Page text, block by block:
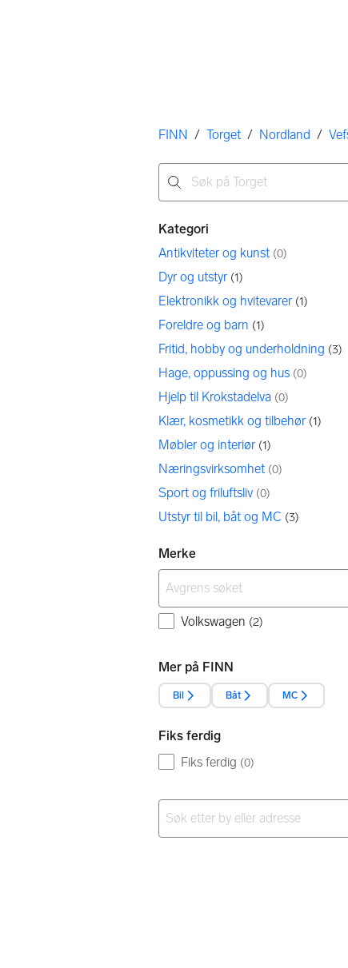
Her er du
FINN / Torget / Nordland /
Filtre
Kategori
Antikviteter og kunst (0)
Dyr og utstyr (1)
Elektronikk og hvitevarer (1)
Foreldre og barn (1)
Fritid, hobby og underholdning (3)
Hage, oppussing og hus (0)
Hjelp til Krokstadelva (0)
Klær, kosmetikk og tilbehør (1)
Møbler og interiør (1)
Næringsvirksomhet (0)
Sport og friluftsliv (0)
Utstyr til bil, båt og MC (3)
Merke
Volkswagen (2)
Mer på FINN
Bil Båt MC
Fiks ferdig
Fiks ferdig (0)